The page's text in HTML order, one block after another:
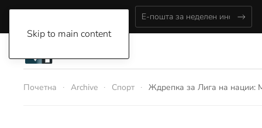
Skip to main content
Почетна Archive Спорт Ждрепка за Лига на нации: